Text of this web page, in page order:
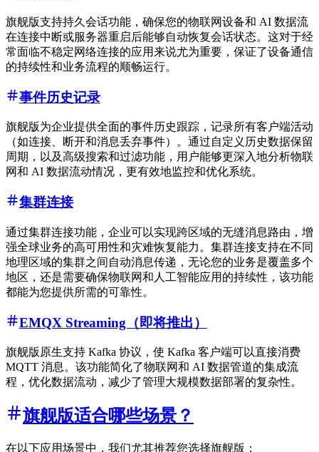
旗舰版支持持久会话功能，确保您的物联网设备和 AI 数据流
在连接中断或服务器重启后能够自动恢复会话状态。这对于经
常面临不稳定网络连接的应用来说尤为重要，保证了设备通信
的持续性和业务流程的顺畅运行。
事件历史记录
旗舰版为企业提供全面的事件历史跟踪，记录所有客户端活动
（如连接、断开和消息丢弃事件）。通过自定义历史数据保留
周期，以及高级搜索和过滤功能，用户能够更深入地分析物联
网和 AI 数据流动情况，更有效地监控和优化系统。
集群连接
通过集群连接功能，企业可以实现跨区域的无缝消息路由，增
强全球业务的高可用性和灾难恢复能力。集群连接支持在不同
地理区域的集群之间自动消息传递，无论您的业务是覆盖多个
地区，还是需要确保物联网和人工智能应用的持续性，该功能
都能为您提供所需的可靠性。
EMQX Streaming（即将推出）
旗舰版原生支持 Kafka 协议，使 Kafka 客户端可以直接消费
MQTT 消息。该功能简化了物联网和 AI 数据管道的集成流
程，优化数据流动，减少了管理大规模数据部署的复杂性。
旗舰版适合哪些场景？
在以下应用场景中，我们尤其推荐您选择旗舰版：